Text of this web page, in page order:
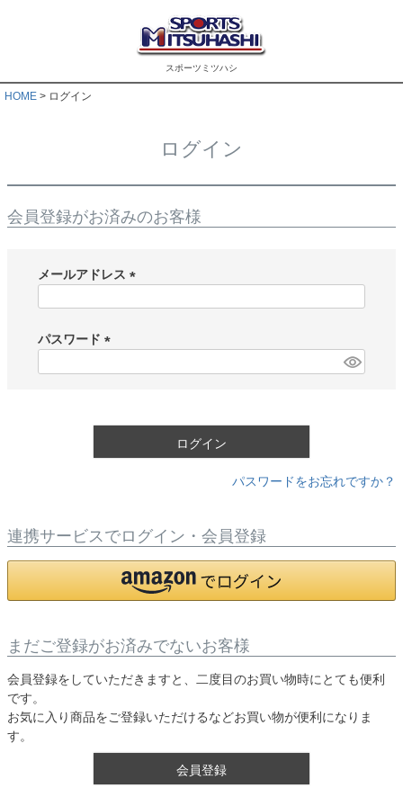
スポーツミツハシ
HOME ログイン
ログイン
会員登録がお済みのお客様
メールアドレス
)
パスワード
ログイン
パスワードをお忘れですか？
連携サービスでログイン・会員登録
まだご登録がお済みでないお客様
会員登録をしていただきますと、二度目のお買い物時にとても便利
です。
お気に入り商品をご登録いただけるなどお買い物が便利になりま
す。
会員登録